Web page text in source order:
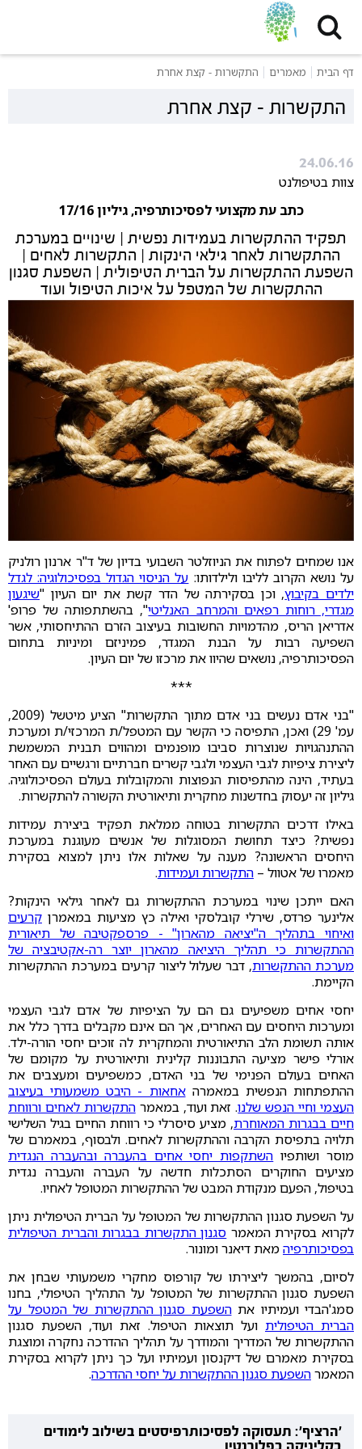
דף הבית מאמרים התקשרות - קצת אחרת
התקשרות - קצת אחרת
24.06.16
צוות בטיפולנט
כתב עת מקצועי לפסיכותרפיה, גיליון 17/16
תפקיד ההתקשרות בעמידות נפשית | שינויים במערכת
ההתקשרות לאחר גילאי הינקות | התקשרות לאחים |
השפעת ההתקשרות על הברית הטיפולית | השפעת סגנון
ההתקשרות של המטפל על איכות הטיפול ועוד
אנו שמחים לפתוח את הניוזלטר השבועי בדיון של ד"ר ארנון רולניק
על נושא הקרוב לליבו ולילדותו: על הניסוי הגדול בפסיכולוגיה: לגדל
ילדים בקיבוץ, וכן בסקירתה של הדר קשת את יום העיון "שיגעון
מגדרי, רוחות רפאים והמרחב האנליטי", בהשתתפותה של פרופ'
אדריאן הריס, מהדמויות החשובות בעיצוב הזרם ההתיחסותי, אשר
השפיעה רבות על הבנת המגדר, פמיניזם ומיניות בתחום
הפסיכותרפיה, נושאים שהיוו את מרכזו של יום העיון.
***
"בני אדם נעשים בני אדם מתוך התקשרות" הציע מיטשל (2009,
עמ' 29) ואכן, התפיסה כי הקשר עם המטפל/ת המרכזי/ת ומערכת
ההתנהגויות שנוצרות סביבו מופנמים ומהווים תבנית המשמשת
ליצירת ציפיות לגבי העצמי ולגבי קשרים חברתיים ורגשיים עם האחר
בעתיד, הינה מהתפיסות הנפוצות והמקובלות בעולם הפסיכולוגיה.
גיליון זה יעסוק בחדשנות מחקרית ותיאורטית הקשורה להתקשרות.
באילו דרכים התקשרות בטוחה ממלאת תפקיד ביצירת עמידות
נפשית? כיצד תחושת המסוגלות של אנשים מעוגנת במערכת
היחסים הראשונה? מענה על שאלות אלו ניתן למצוא בסקירת
מאמרו של אטוול – התקשרות ועמידות.
האם ייתכן שינוי במערכת ההתקשרות גם לאחר גילאי הינקות?
אלינער פרדס, שירלי קובלסקי ואילה כץ מציעות במאמרן קרעים
ואיחוי בתהליך ה"יציאה מהארון" - פרספקטיבה של תיאורית
ההתקשרות כי תהליך היציאה מהארון יוצר רה-אקטיבציה של
מערכת ההתקשרות, דבר שעלול ליצור קרעים במערכת ההתקשרות
הקיימת.
יחסי אחים משפיעים גם הם על הציפיות של אדם לגבי העצמי
ומערכות היחסים עם האחרים, אך הם אינם מקבלים בדרך כלל את
אותה תשומת הלב התיאורטית והמחקרית לה זוכים יחסי הורה-ילד.
אורלי פישר מציעה התבוננות קלינית ותיאורטית על מקומם של
האחים בעולם הפנימי של בני האדם, כמשפיעים ומעצבים את
ההתפתחות הנפשית במאמרהאחאות - היבט משמעותי בעיצוב
העצמי וחיי הנפש שלנו. זאת ועוד, במאמרהתקשרות לאחים ורווחת
חיים בבגרות המאוחרת, מציע סיסרלי כי רווחת החיים בגיל השלישי
תלויה בתפיסת הקרבה וההתקשרות לאחים. ולבסוף, במאמרם של
מוסר ושותפיו השתקפות יחסי אחים בהעברה ובהעברה הנגדית
מציעים החוקרים הסתכלות חדשה על העברה והעברה נגדית
בטיפול, הפעם מנקודת המבט של ההתקשרות המטופל לאחיו.
על השפעת סגנון ההתקשרות של המטופל על הברית הטיפולית ניתן
לקרוא בסקירת המאמר סגנון התקשרות בבגרות והברית הטיפולית
בפסיכותרפיהמאת דיאנר ומונור.
לסיום, בהמשך ליצירתו של קורפוס מחקרי משמעותי שבחן את
השפעת סגנון ההתקשרות של המטופל על התהליך הטיפולי, בחנו
סמג'הבדי ועמיתיו אתהשפעת סגנון ההתקשרות של המטפל על
הברית הטיפולית ועל תוצאות הטיפול. זאת ועוד, השפעת סגנון
ההתקשרות של המדריך והמודרך על תהליך ההדרכה נחקרה ומוצגת
בסקירת מאמרם של דיקנסון ועמיתיו ועל כך ניתן לקרוא בסקירת
המאמרהשפעת סגנון ההתקשרות על יחסי ההדרכה.
'הרציף': תעסוקה לפסיכותרפיסטים בשילוב לימודים